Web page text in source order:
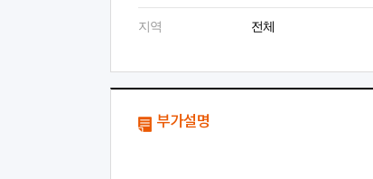
지역 전체
부가설명